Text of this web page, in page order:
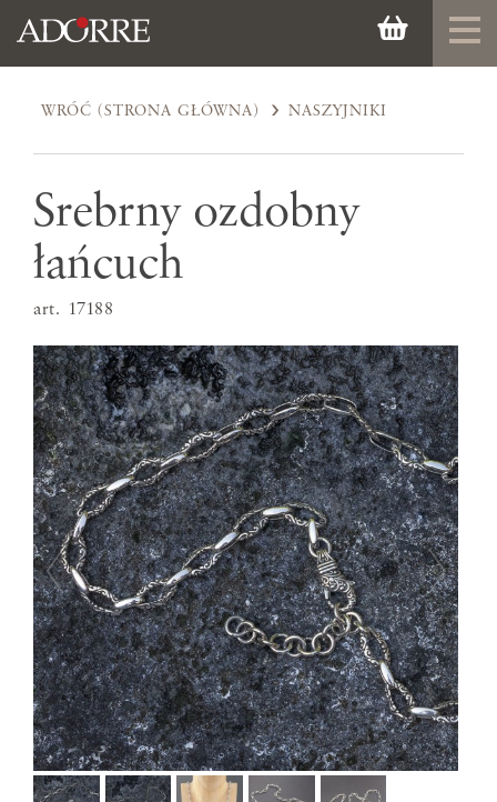
WRÓĆ (STRONA GŁÓWNA) NASZYJNIKI
Srebrny ozdobny
łańcuch
art. 17188